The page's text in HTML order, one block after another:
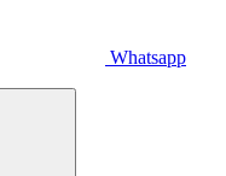
Whatsapp